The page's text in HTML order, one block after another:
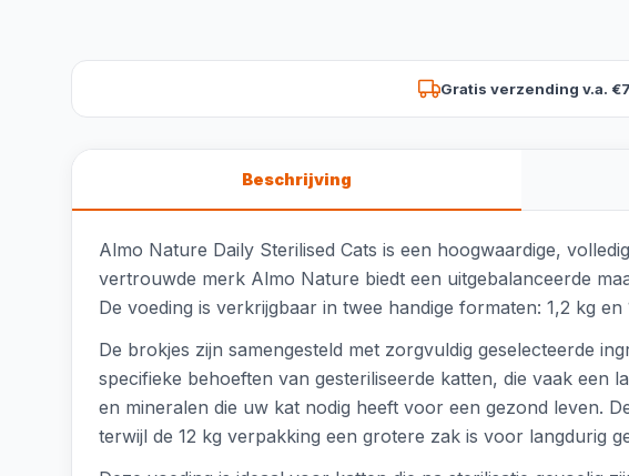
Gratis verzending v.a.
Beschrijving
Almo Nature Daily Sterilised Cats is een hoogwaardige,
vertrouwde merk Almo Nature biedt een uitgebalanceerde
De voeding is verkrijgbaar in twee handige formaten: 1,2 kg
De brokjes zijn samengesteld met zorgvuldig geselecteerde
specifieke behoeften van gesteriliseerde katten, die vaak een
en mineralen die uw kat nodig heeft voor een gezond leven.
terwijl de 12 kg verpakking een grotere zak is voor langdurig